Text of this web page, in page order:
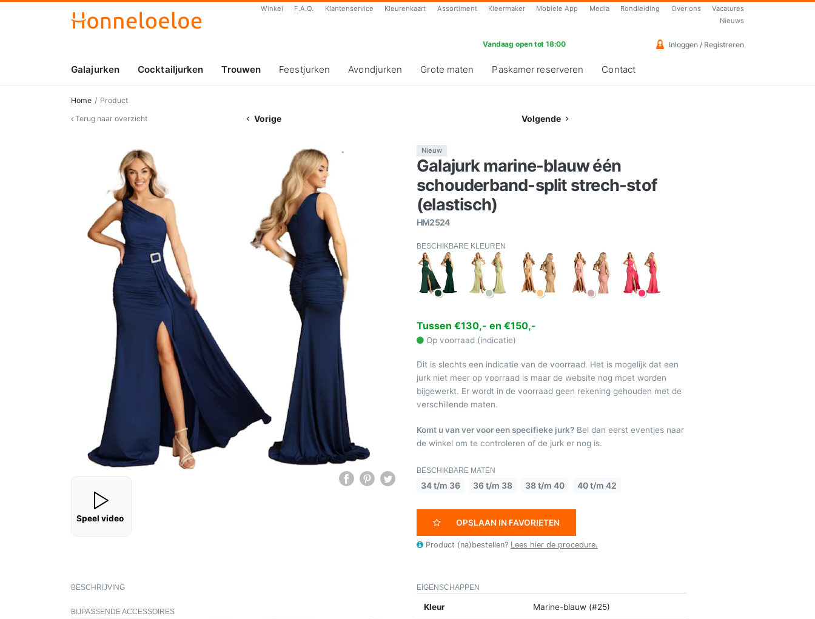
Winkel F.A.Q. Klantenservice Kleurenkaart Assortiment Kleermaker Mobiele App Media Rondleiding Over ons
Vacatures
Nieuws
Vandaag open tot 18:00 Inloggen / Registreren
Galajurken Cocktailjurken Trouwen Feestjurken Avondjurken Grote maten Paskamer reserveren Contact
Home
Product
Terug naar overzicht
Vorige Volgende
Speel video
Nieuw
Galajurk marine-blauw één
schouderband-split strech-stof
(elastisch)
HM2524
BESCHIKBARE KLEUREN
Tussen €130,- en €150,-
Op voorraad (indicatie)
Dit is slechts een indicatie van de voorraad. Het is mogelijk dat een
jurk niet meer op voorraad is maar de website nog moet worden
bijgewerkt. Er wordt in de voorraad geen rekening gehouden met de
verschillende maten.
Komt u van ver voor een specifieke jurk? Bel dan eerst eventjes naar
de winkel om te controleren of de jurk er nog is.
BESCHIKBARE MATEN
34 t/m 36 36 t/m 38 38 t/m 40 40 t/m 42
OPSLAAN IN FAVORIETEN
Product (na)bestellen? Lees hier de procedure.
BESCHRIJVING
BIJPASSENDE ACCESSOIRES
EIGENSCHAPPEN
Kleur Marine-blauw (#25)